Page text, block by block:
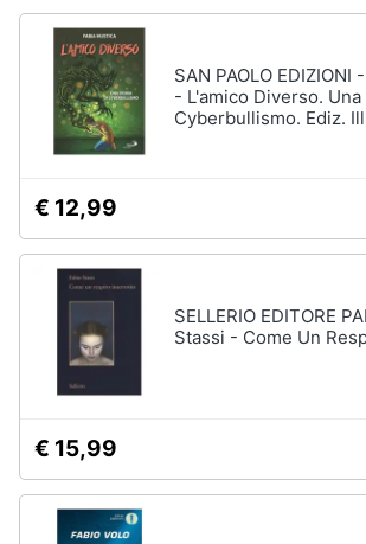
SAN PAOLO EDIZIONI
- L'amico Diverso.
Cyberbullismo. Ediz.
€ 12,99
SELLERIO EDITORE
Stassi - Come Un
€ 15,99